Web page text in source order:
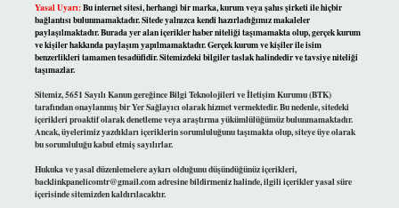
Yasal Uyarı:Bu internet sitesi, herhangi bir marka, kurum veya şahıs şirketi ile hiçbir
bağlantısı bulunmamaktadır. Sitede yalnızca kendi hazırladığımız makaleler
paylaşılmaktadır. Burada yer alan içerikler haber niteliği taşımamakta olup, gerçek kurum
ve kişiler hakkında paylaşım yapılmamaktadır. Gerçek kurum ve kişiler ile isim
benzerlikleri tamamen tesadüfidir. Sitemizdeki bilgiler taslak halindedir ve tavsiye niteliği
taşımazlar.
Sitemiz, 5651 Sayılı Kanun gereğince Bilgi Teknolojileri ve İletişim Kurumu (BTK)
tarafından onaylanmış bir Yer Sağlayıcı olarak hizmet vermektedir. Bu nedenle, sitedeki
içerikleri proaktif olarak denetleme veya araştırma yükümlülüğümüz bulunmamaktadır.
Ancak, üyelerimiz yazdıkları içeriklerin sorumluluğunu taşımakta olup, siteye üye olarak
bu sorumluluğu kabul etmiş sayılırlar.
Hukuka ve yasal düzenlemelere aykırı olduğunu düşündüğünüz içerikleri,
backlinkpanelicomtr@gmail.comadresine bildirmeniz halinde, ilgili içerikler yasal süre
içerisinde sitemizden kaldırılacaktır.